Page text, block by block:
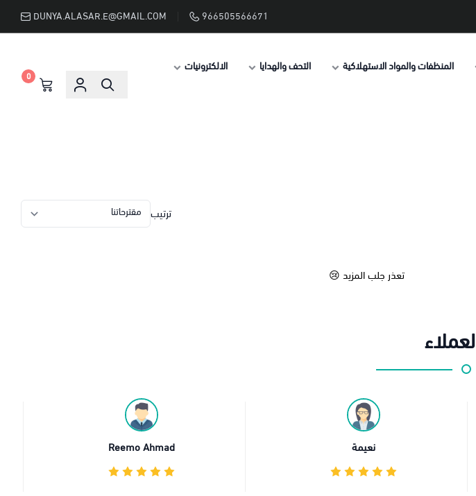
966505566671
DUNYA.ALASAR.E@GMAIL.COM
المنظفات والمواد الاستهلاكية التحف والهدايا الالكترونيات
0
ترتيب
تعذر جلب المزيد 😢
عبدالله المطيري